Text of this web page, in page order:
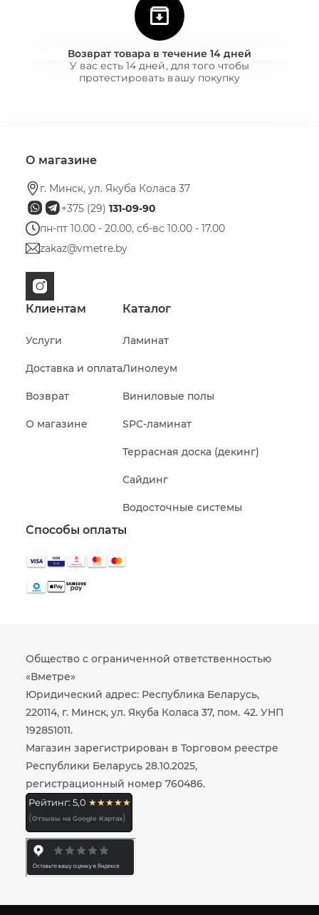
Возврат товара в течение 14 дней
У вас есть 14 дней, для того чтобы
протестировать вашу покупку
О магазине
г. Минск, ул. Якуба Коласа 37
+375 (29)131-09-90
пн-пт 10.00 - 20.00, сб-вс 10.00 - 17.00
zakaz@vmetre.by
Клиентам
Услуги
Доставка и оплата
Возврат
О магазине
Каталог
Ламинат
Линолеум
Виниловые полы
SPC-ламинат
Террасная доска (декинг)
Сайдинг
Водосточные системы
Способы оплаты
Общество с ограниченной ответственностью
«Вметре»
Юридический адрес: Республика Беларусь,
220114, г. Минск, ул. Якуба Коласа 37, пом. 42. УНП
192851011.
Магазин зарегистрирован в Торговом реестре
Республики Беларусь 28.10.2025,
регистрационный номер 760486.
Рейтинг: 5,0 ★★★★★
(Отзывы на Google Картах)